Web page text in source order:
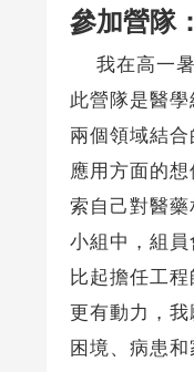
參加營隊
我在高一暑
此營隊是醫
兩個領域結
應用方面的
索自己對醫
小組中，組
比起擔任工
更有動力，
困境、病患